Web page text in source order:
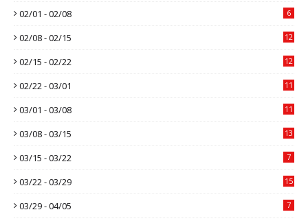
02/01 - 02/08 6
02/08 - 02/15 12
02/15 - 02/22 12
02/22 - 03/01 11
03/01 - 03/08 11
03/08 - 03/15 13
03/15 - 03/22 7
03/22 - 03/29 15
03/29 - 04/05 7